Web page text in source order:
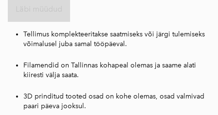
Tellimus komplekteeritakse saatmiseks või järgi tulemiseks
võimalusel juba samal tööpäeval.
Filamendid on Tallinnas kohapeal olemas ja saame alati
kiiresti välja saata.
3D prinditud tooted osad on kohe olemas, osad valmivad
paari päeva jooksul.